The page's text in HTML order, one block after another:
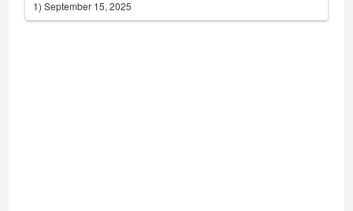
1)September 15, 2025